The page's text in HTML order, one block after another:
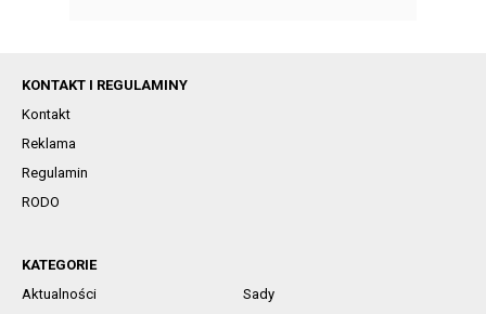
KONTAKT I REGULAMINY
Kontakt
Reklama
Regulamin
RODO
KATEGORIE
Aktualności
Sady